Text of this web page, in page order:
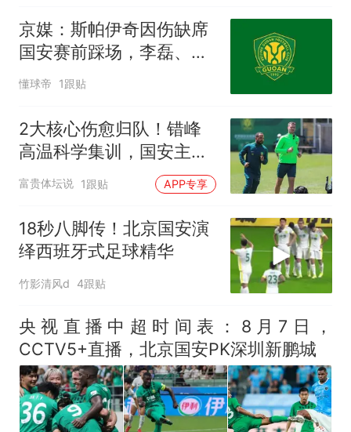
京媒：斯帕伊奇因伤缺席
国安赛前踩场，李磊、王
刚现身
懂球帝 1跟贴
2大核心伤愈归队！错峰
高温科学集训，国安主场
全力冲击亚冠席位
富贵体坛说 1跟贴 APP专享
18秒八脚传！北京国安演
绎西班牙式足球精华
竹影清风d 4跟贴
央视直播中超时间表：8月7日，
CCTV5+直播，北京国安PK深圳新鹏城